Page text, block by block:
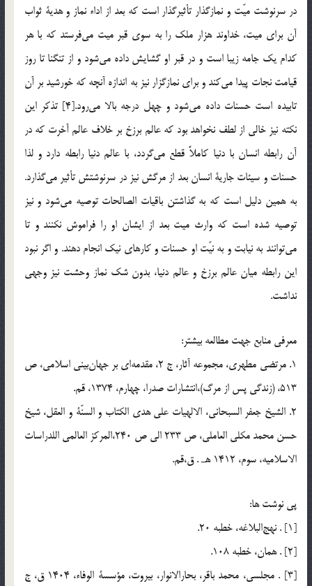
در سرنوشت ميّت و نمازگذار تأثيرگذار است كه بعد از اداء نماز و هدية ثواب
آن براي ميت، خداوند هزار ملك را به سوي قبر ميت مي‌فرستد كه با هر
كدام يك جامه زيبا است و در قبر او گشايش داده مي‌شود و از تنگنا تا روز
قيامت نجات پيدا مي‌كند و براي نمازگزار نيز به اندازه آنچه كه خورشيد بر آن
تابيده است حسنات داده مي‌شود و چهل درجه بالا مي‌رود.[4] تذكر اين
نكته نيز خالي از لطف نخواهد بود كه عالم برزخ بر خلاف عالم آخرت كه در
آن رابطه انسان با دنيا كاملاً قطع مي‌گردد، با عالم دنيا رابطه دارد و لذا
حسنات و سيئات جارية انسان بعد از مرگش نيز در سرنوشتش تأثير مي‌‌گذارد.
به همين دليل است كه به گذاشتن باقيات الصالحات توصيه مي‌شود و نيز
توصيه شده است كه وارث ميت بعد از ايشان او را فراموش نكنند و تا
مي‌توانند به نيابت و به نيّت او حسنات و كارهاي نيك انجام دهند. و اگر نبود
اين رابطه ميان عالم برزخ و عالم دنيا، بدون شك نماز وحشت نيز وجهي
نداشت.
معرفي منابع جهت مطالعه بيشتر:
1. مرتضي مطهري، مجموعه آثار، ج 2، مقدمه‌اي بر جهان‌بيني اسلامي، ص
513، (زندگي پس از مرگ)،‌انتشارات صدرا، چهارم، 1374، قم.
2. الشيخ جعفر السبحاني، الالهيات علي هدي الكتاب و السنّة و العقل، شيخ
حسن محمد مكلي العاملي، ص 233 الي ص 240،‌المركز العالمي اللدراسات
الاسلاميه، سوم، 1412 هـ . ق،‌قم.
پي نوشت ها:
[1] . نهج‌البلاغه، خطبه 20.
[2] . همان، ‌خطبه 108.
[3] . مجلسي، محمد باقر، بحارالانوار، بيروت، ‌مؤسسة الوفاء، 1404 ق، ج